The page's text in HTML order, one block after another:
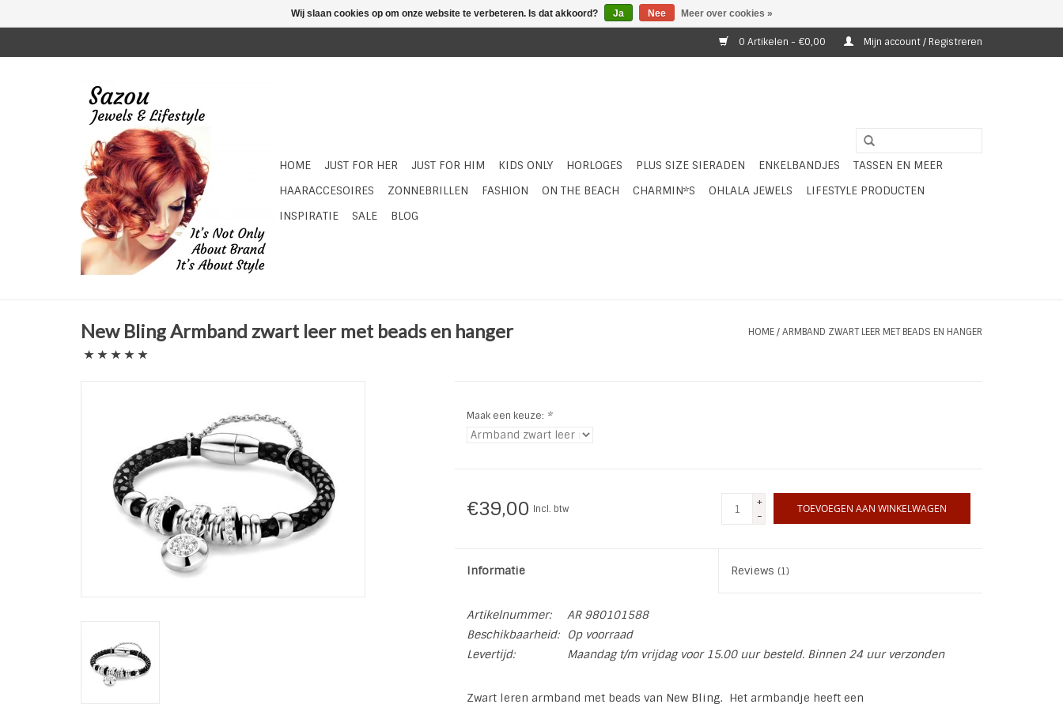
0 Artikelen - €0,00 Mijn account / Registreren
HOME JUST FOR HER JUST FOR HIM KIDS ONLY HORLOGES PLUS SIZE SIERADEN ENKELBANDJES
TASSEN EN MEER
HAARACCESOIRES
ZONNEBRILLEN FASHION ON THE BEACH CHARMIN*S OHLALA JEWELS
LIFESTYLE PRODUCTEN
INSPIRATIE
SALE BLOG
New Bling Armband zwart leer met beads en hanger HOME/ARMBAND ZWART LEER MET BEADS EN HANGER
Maak een keuze: *
€39,00 Incl. btw
+
-
TOEVOEGEN AAN WINKELWAGEN
Informatie Reviews (1)
Artikelnummer:
AR 980101588
Beschikbaarheid:
Op voorraad
Levertijd:
Maandag t/m vrijdag voor 15.00 uur besteld. Binnen 24 uur verzonden
Zwart leren armband met beads van New Bling. Het armbandje heeft een
Wij slaan cookies op om onze website te verbeteren. Is dat akkoord? Ja Nee Meer over cookies »